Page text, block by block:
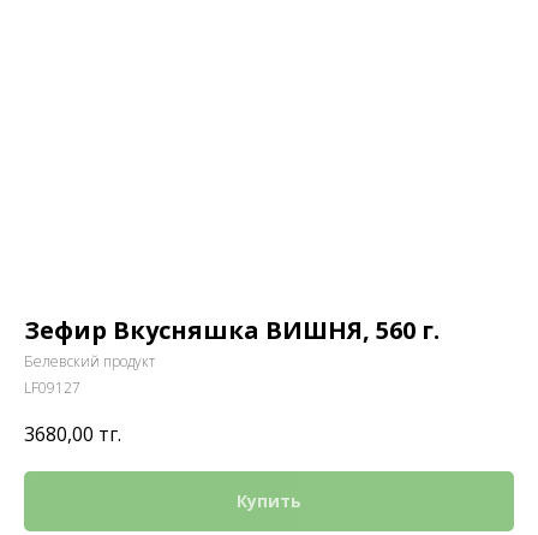
Зефир Вкусняшка ВИШНЯ, 560 г.
Белевский продукт
LF09127
3680,00 тг.
Купить